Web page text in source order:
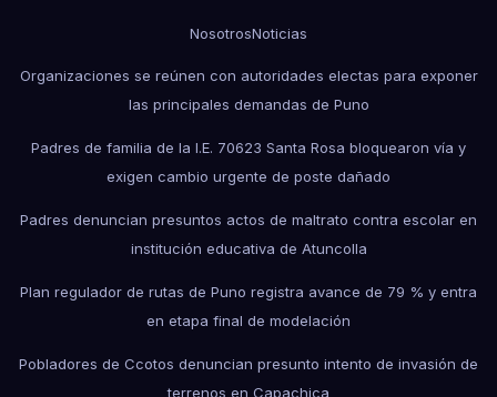
NosotrosNoticias
Organizaciones se reúnen con autoridades electas para exponer
las principales demandas de Puno
Padres de familia de la I.E. 70623 Santa Rosa bloquearon vía y
exigen cambio urgente de poste dañado
Padres denuncian presuntos actos de maltrato contra escolar en
institución educativa de Atuncolla
Plan regulador de rutas de Puno registra avance de 79 % y entra
en etapa final de modelación
Pobladores de Ccotos denuncian presunto intento de invasión de
terrenos en Capachica